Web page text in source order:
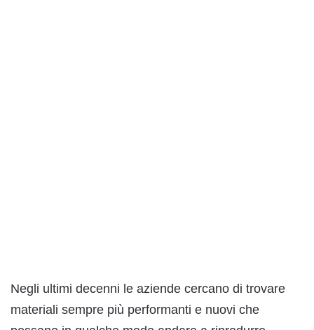
Negli ultimi decenni le aziende cercano di trovare
materiali sempre più performanti e nuovi che